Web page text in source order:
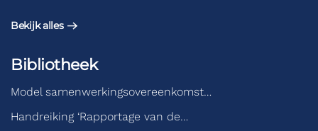
Bekijk alles
Bibliotheek
Model samenwerkingsovereenkomst…
Handreiking ‘Rapportage van de…